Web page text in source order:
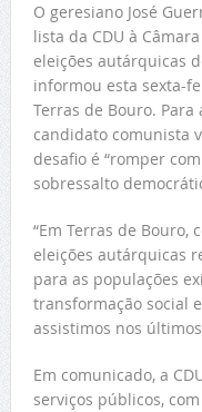
O geresiano José
lista da CDU à
eleições autárquicas
informou esta sexta-
Terras de Bouro.
candidato comunista
desafio é “romper
sobressalto
“Em Terras de Bouro,
eleições autárquicas
para as populações
transformação social
assistimos nos
Em comunicado, a
serviços públicos,